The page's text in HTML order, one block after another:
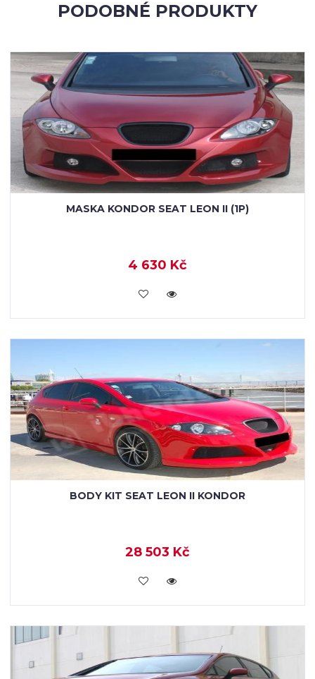
PODOBNÉ PRODUKTY
MASKA KONDOR SEAT LEON II (1P)
4 630 Kč
KOUPIT
BODY KIT SEAT LEON II KONDOR
28 503 Kč
KOUPIT